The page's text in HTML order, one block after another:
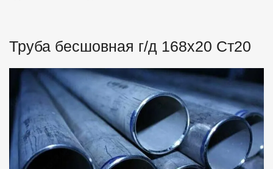
Доставка и оплата
О компании
Отзывы
Контакты
Труба бесшовная г/д 168х20 Ст20